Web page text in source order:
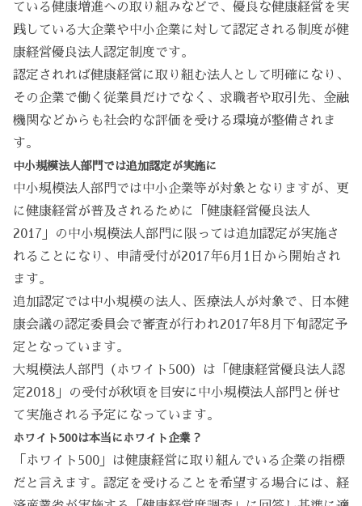
ている健康増進への取り組みなどで、優良な健康経営を実
践している大企業や中小企業に対して認定される制度が健
康経営優良法人認定制度です。
認定されれば健康経営に取り組む法人として明確になり、
その企業で働く従業員だけでなく、求職者や取引先、金融
機関などからも社会的な評価を受ける環境が整備されま
す。
中小規模法人部門では追加認定が実施に
中小規模法人部門では中小企業等が対象となりますが、更
に健康経営が普及されるために「健康経営優良法人
2017」の中小規模法人部門に限っては追加認定が実施さ
れることになり、申請受付が2017年6月1日から開始され
ます。
追加認定では中小規模の法人、医療法人が対象で、日本健
康会議の認定委員会で審査が行われ2017年8月下旬認定予
定となっています。
大規模法人部門（ホワイト500）は「健康経営優良法人認
定2018」の受付が秋頃を目安に中小規模法人部門と併せ
て実施される予定になっています。
ホワイト500は本当にホワイト企業？
「ホワイト500」は健康経営に取り組んでいる企業の指標
だと言えます。認定を受けることを希望する場合には、経